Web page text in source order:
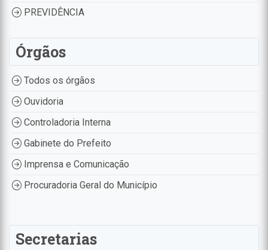
PREVIDÊNCIA
Órgãos
Todos os órgãos
Ouvidoria
Controladoria Interna
Gabinete do Prefeito
Imprensa e Comunicação
Procuradoria Geral do Município
Secretarias